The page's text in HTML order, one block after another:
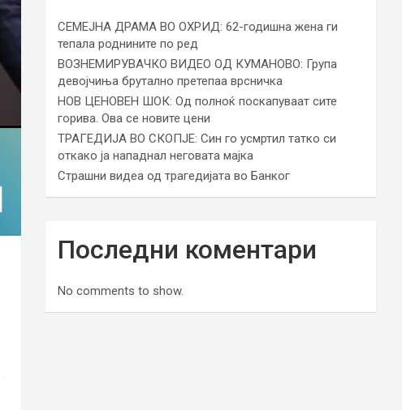
СЕМЕЈНА ДРАМА ВО ОХРИД: 62-годишна жена ги
тепала роднините по ред
ВОЗНЕМИРУВАЧКО ВИДЕО ОД КУМАНОВО: Група
девојчиња брутално претепаа врсничка
НОВ ЦЕНОВЕН ШОК: Од полноќ поскапуваат сите
горива. Ова се новите цени
ТРАГЕДИЈА ВО СКОПЈЕ: Син го усмртил татко си
откако ја нападнал неговата мајка
Страшни видеа од трагедијата во Банког
Последни коментари
No comments to show.